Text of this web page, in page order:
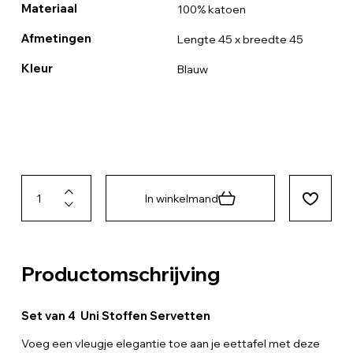
Materiaal 100% katoen
Afmetingen Lengte 45 x breedte 45
Kleur Blauw
In winkelmand
Productomschrijving
Set van 4 Uni Stoffen Servetten
Voeg een vleugje elegantie toe aan je eettafel met deze